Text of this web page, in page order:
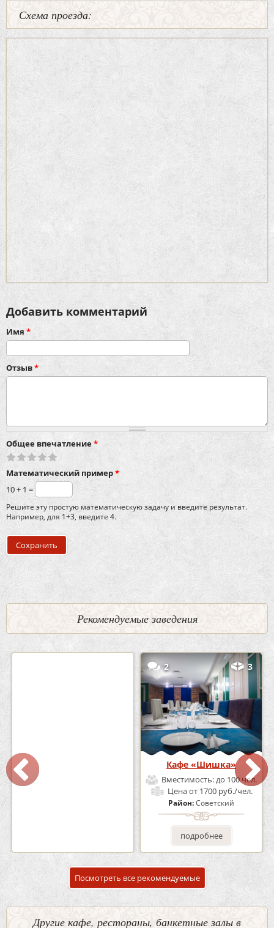
Схема проезда:
Добавить комментарий
Имя *
Отзыв*
Общее впечатление*
Математический пример*
10 + 1 =
Решите эту простую математическую задачу и введите результат.
Например, для 1+3, введите 4.
Рекомендуемые заведения
Кафе-Бар Бермуды
Вместимость:
2 3
Кафе «Шишка»
Вместимость:до 100 чел.
Ценаот 1700 руб./чел.
Район:Советский
подробнее
Посмотреть все рекомендуемые
Другие кафе, рестораны, банкетные залы в